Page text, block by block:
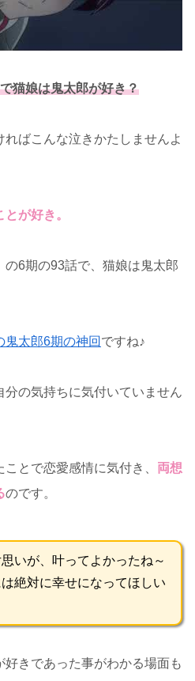
猫娘は鬼太郎が好き？
ばこんな泣きかたしませんよ
が好き。
6期の93話で、猫娘は鬼太郎
鬼太郎6期の神回 ですね♪
の気持ちに気付いていません
とで恋愛感情に気付き、 両想
のです。
いが、叶ってよかったね～
絶対に幸せになってほしい
きであった事がわかる場面も